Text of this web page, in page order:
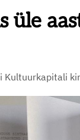
üle
Kultuurkapitali